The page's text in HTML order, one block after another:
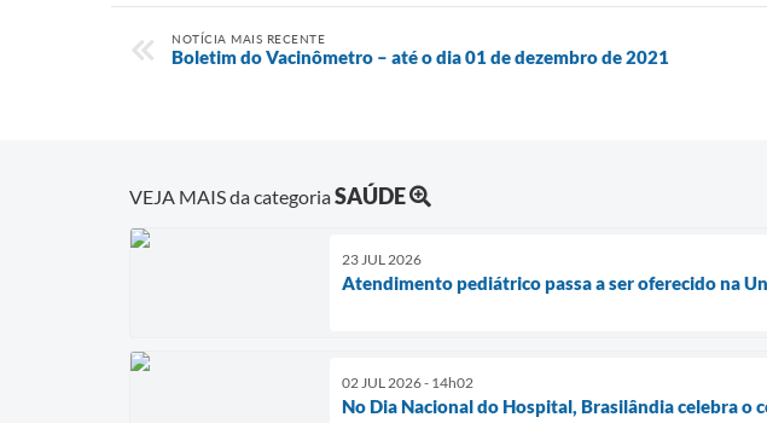
NOTÍCIA MAIS RECENTE
Boletim do Vacinômetro – até o dia 01 de dezembro de 2021
VEJA MAIS da categoriaSAÚDE
23 JUL 2026
Atendimento pediátrico passa a ser oferecido na
02 JUL 2026 - 14h02
No Dia Nacional do Hospital, Brasilândia celebra o